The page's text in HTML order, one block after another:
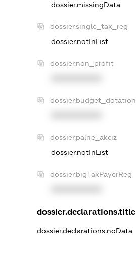
dossier.missingData
dossier.single_tax_reg
dossier.notInList
dossier.non_profit
dossier.budget_dotation
dossier.palne_akciz
dossier.notInList
dossier.bigTaxPayerReg
dossier.declarations.title
dossier.declarations.noData